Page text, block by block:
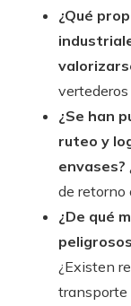
¿Qué
¿Se han
ruteo y
envases?
de retorno
¿De qué
¿Existen
transporte